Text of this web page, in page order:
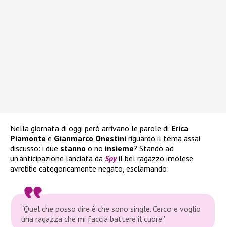
Nella giornata di oggi però arrivano le parole di Erica
Piamonte e Gianmarco Onestini riguardo il tema assai
discusso: i due stanno o no insieme? Stando ad
un’anticipazione lanciata da Spy il bel ragazzo imolese
avrebbe categoricamente negato, esclamando:
“Quel che posso dire è che sono single. Cerco e voglio
una ragazza che mi faccia battere il cuore”